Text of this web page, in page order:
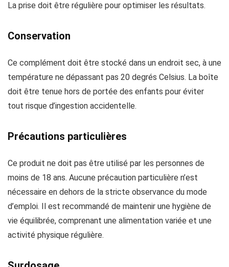
La prise doit être régulière pour optimiser les résultats.
Conservation
Ce complément doit être stocké dans un endroit sec, à une
température ne dépassant pas 20 degrés Celsius. La boîte
doit être tenue hors de portée des enfants pour éviter
tout risque d’ingestion accidentelle.
Précautions particulières
Ce produit ne doit pas être utilisé par les personnes de
moins de 18 ans. Aucune précaution particulière n’est
nécessaire en dehors de la stricte observance du mode
d’emploi. Il est recommandé de maintenir une hygiène de
vie équilibrée, comprenant une alimentation variée et une
activité physique régulière.